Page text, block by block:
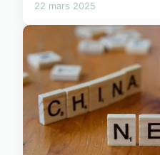
22 mars 2025